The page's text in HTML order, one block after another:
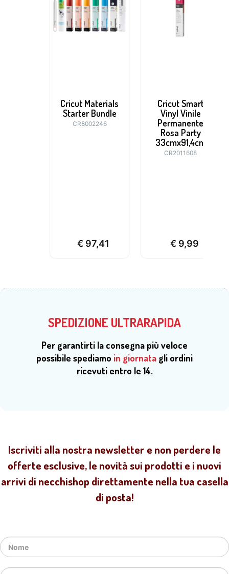
Cricut Materials
Starter Bundle
CR8002246
€ 97,41
Cricut Smart
Vinyl Vinile
Permanente
Rosa Party
33cmx91,4cm
CR2011608
€ 9,99
SPEDIZIONE ULTRARAPIDA
Per garantirti la consegna più veloce
possibile spediamo in giornata gli ordini
ricevuti entro le 14.
Iscriviti alla nostra newsletter e non perdere le
offerte esclusive, le novità sui prodotti e i nuovi
arrivi di necchishop direttamente nella tua casella
di posta!